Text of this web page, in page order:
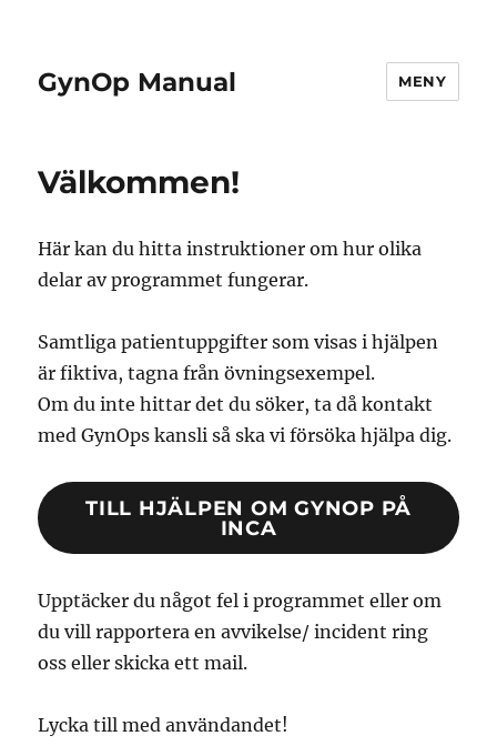
GynOp Manual MENY
Välkommen!
Här kan du hitta instruktioner om hur olika
delar av programmet fungerar.
Samtliga patientuppgifter som visas i hjälpen
är fiktiva, tagna från övningsexempel.
Om du inte hittar det du söker, ta då kontakt
med GynOps kansli så ska vi försöka hjälpa dig.
TILL HJÄLPEN OM GYNOP PÅ
INCA
Upptäcker du något fel i programmet eller om
du vill rapportera en avvikelse/ incident ring
oss eller skicka ett mail.
Lycka till med användandet!